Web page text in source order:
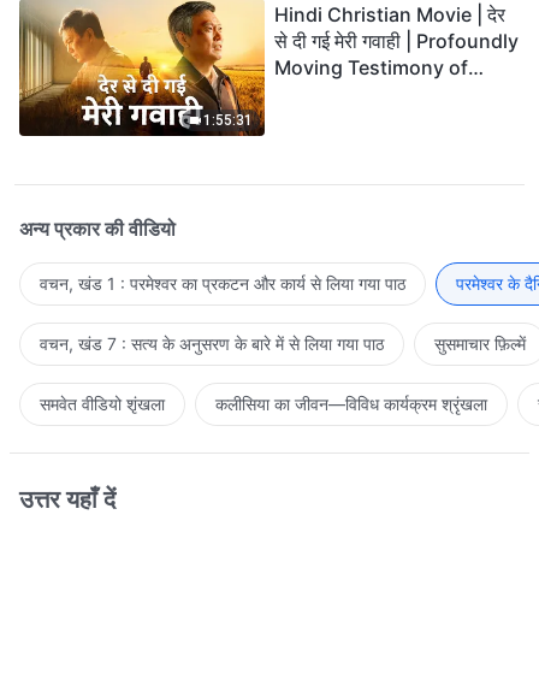
1:55:31
Hindi Christian Movie | देर
से दी गई मेरी गवाही | Profoundly
Moving Testimony of
अन्य प्रकार की वीडियो
वचन, खंड 1 : परमेश्वर का प्रकटन और कार्य से लिया गया पाठ परमेश्वर के
वचन, खंड 7 : सत्य के अनुसरण के बारे में से लिया गया पाठ सुसमाचार फ़िल्में
समवेत वीडियो शृंखला कलीसिया का जीवन—विविध कार्यक्रम श्रृंखला
उत्तर यहाँ दें